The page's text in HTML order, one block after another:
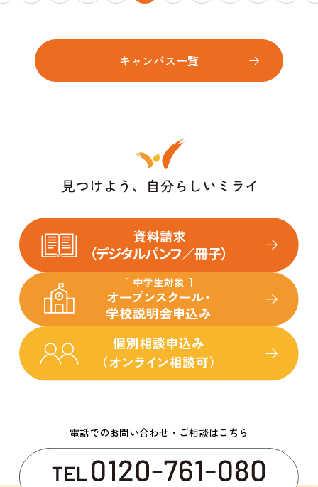
キャンパス一覧
電話でのお問い合わせ・ご相談はこちら